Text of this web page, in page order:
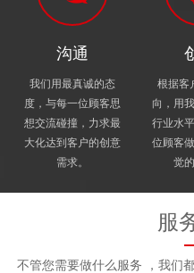
沟通
我们用最真诚的态
度，与每一位顾客思
想交流碰撞，力求最
大化达到客户的创意
需求。
根据客
向，用
行业水
位顾客
觉
服
不管您需要做什么服务 ，我们